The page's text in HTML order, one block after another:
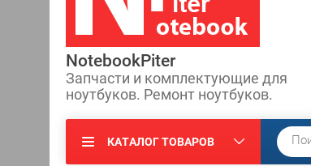
NotebookPiter
Запчасти и комплектующие для
ноутбуков. Ремонт ноутбуков.
КАТАЛОГ ТОВАРОВ